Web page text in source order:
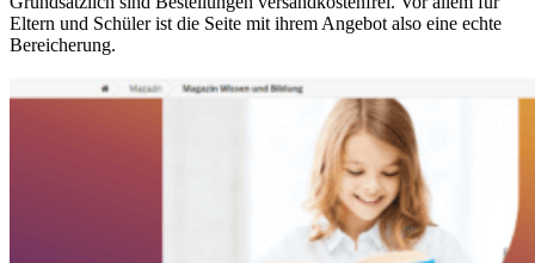
Eltern und Schüler ist die Seite mit ihrem Angebot also eine echte
Bereicherung.